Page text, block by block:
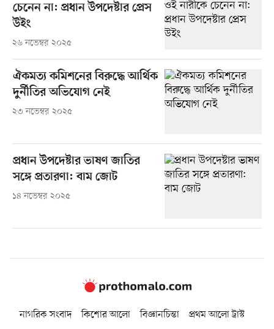
চেনেন না: প্রধান উপদেষ্টার প্রেস
উইং
২৬ নভেম্বর ২০২৫
ঐকমত্য কমিশনের বিরুদ্ধে আর্থিক
দুর্নীতির অভিযোগ নেই
২৩ নভেম্বর ২০২৫
প্রধান উপদেষ্টার ভাষণ জাতির
সঙ্গে প্রতারণা: বাম জোট
১৪ নভেম্বর ২০২৫
নাগরিক সংবাদ কিশোর আলো বিজ্ঞানচিন্তা
প্রথম আলো ট্রাস্ট